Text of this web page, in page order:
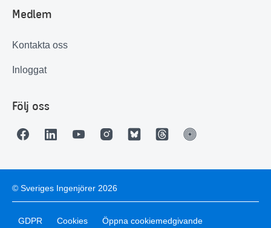
Medlem
Kontakta oss
Inloggat
Följ oss
© Sveriges Ingenjörer 2026
GDPR Cookies Öppna cookiemedgivande